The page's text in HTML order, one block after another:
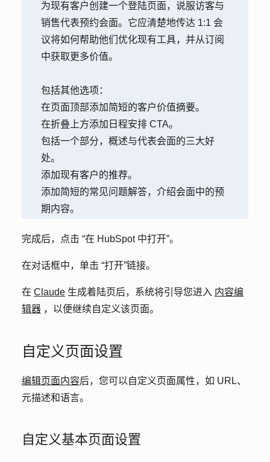
为现有客户创建一个登陆页面，说服访客与
销售代表预约会面。它应清楚地传达 1:1 会
议将如何帮助他们优化现有工具，并从订阅
中获取更多价值。
包括其他选项：
在页面顶部添加简短的客户价值摘要。
在折叠上方添加日程安排 CTA。
包括一个部分，概述与代表会面的三大好
处。
添加现有客户的推荐。
添加简短的常见问题解答，介绍会面中的预
期内容。
完成后，点击 “在 HubSpot 中打开”。
在对话框中，单击 “打开”链接。
在 Claude 生成着陆页后，系统将引导您进入 内容编
辑器 ，以便继续自定义该页面。
自定义页面设置
编辑页面内容后，您可以自定义页面属性，如 URL、
元描述和语言。
自定义基本页面设置